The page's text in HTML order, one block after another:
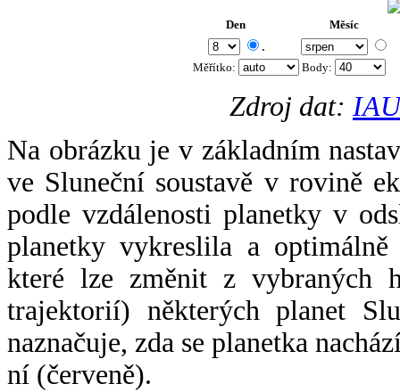
Den Měsíc
.
Měřítko: Body:
Zdroj dat:
Na obrázku je v základním
ve Sluneční soustavě v rovině
podle vzdálenosti planetky v
planetky vykreslila a
které lze změnit z vybraných
trajektorií) některých planet
naznačuje, zda se planetka
ní (červeně).